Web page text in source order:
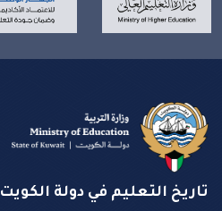
تاريخ التعليم في دولة الكويت